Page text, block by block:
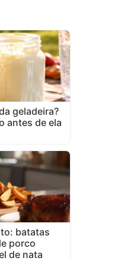
geladeira?
antes de ela
batatas
porco
de nata